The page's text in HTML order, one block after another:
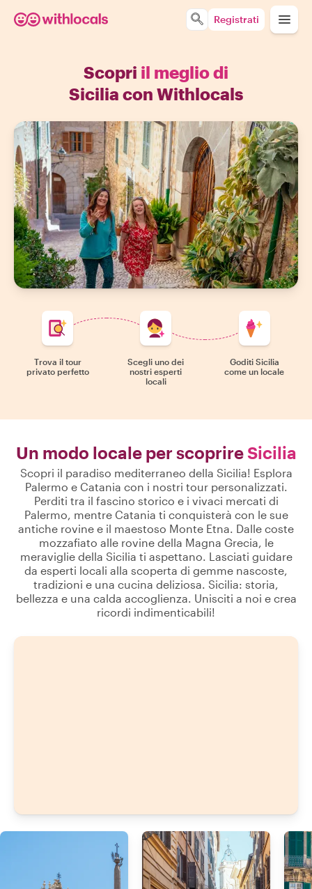
Registrati
Scopri il meglio di
Sicilia con Withlocals
Trova il tour
privato perfetto
Scegli uno dei
nostri esperti
locali
Goditi Sicilia
come un locale
Un modo locale per scoprireSicilia
Scopri il paradiso mediterraneo della Sicilia! Esplora
Palermo e Catania con i nostri tour personalizzati.
Perditi tra il fascino storico e i vivaci mercati di
Palermo, mentre Catania ti conquisterà con le sue
antiche rovine e il maestoso Monte Etna. Dalle coste
mozzafiato alle rovine della Magna Grecia, le
meraviglie della Sicilia ti aspettano. Lasciati guidare
da esperti locali alla scoperta di gemme nascoste,
tradizioni e una cucina deliziosa. Sicilia: storia,
bellezza e una calda accoglienza. Unisciti a noi e crea
ricordi indimenticabili!